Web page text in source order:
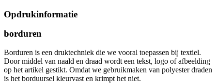
Opdrukinformatie
borduren
Borduren is een druktechniek die we vooral toepassen bij textiel.
Door middel van naald en draad wordt een tekst, logo of afbeelding
op het artikel gestikt. Omdat we gebruikmaken van polyester draden
is het borduursel kleurvast en krimpt het niet.